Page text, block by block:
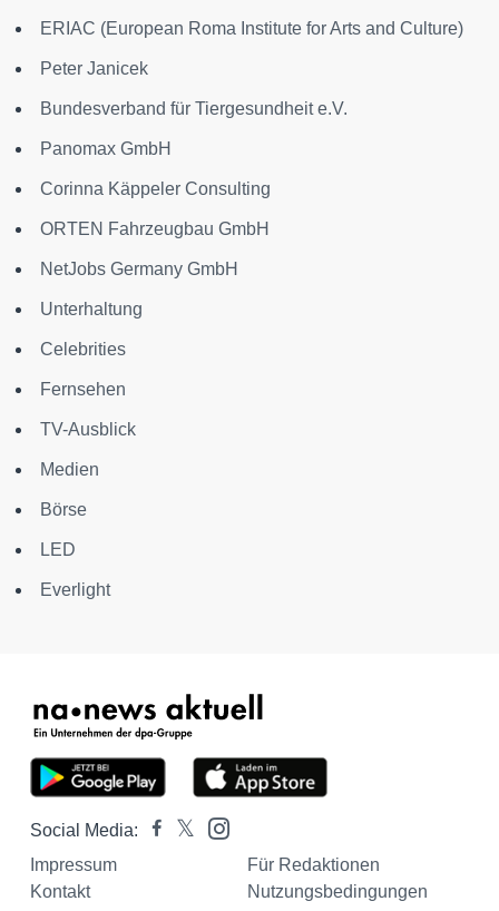
ERIAC (European Roma Institute for Arts and Culture)
Peter Janicek
Bundesverband für Tiergesundheit e.V.
Panomax GmbH
Corinna Käppeler Consulting
ORTEN Fahrzeugbau GmbH
NetJobs Germany GmbH
Unterhaltung
Celebrities
Fernsehen
TV-Ausblick
Medien
Börse
LED
Everlight
Social Media:
Impressum
Für Redaktionen
Kontakt
Nutzungsbedingungen